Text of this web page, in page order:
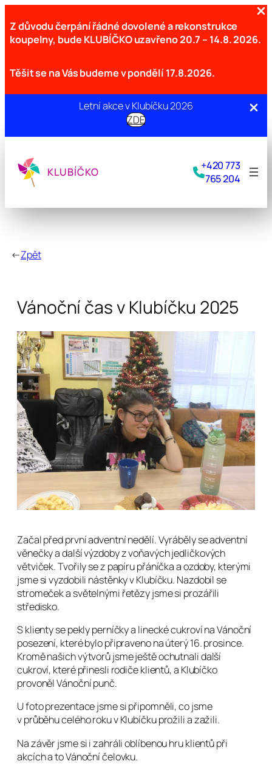
Z důvodu čerpání řádné dovolené a rekonstrukce
koupelny, bude KLUBÍČKO uzavřeno20.7 – 14.8. 2026.
Těšit se na Vás budeme v pondělí 17.8.2026.
Letní akce v Klubíčku 2026
ZDE
obsah
KLUBÍČKO
+420 773
765 204
←Zpět
Vánoční čas v Klubíčku 2025
Začal před první adventní nedělí. Vyráběly se adventní
věnečky a další výzdoby z voňavých jedličkových
větviček. Tvořily se z papíru přáníčka a ozdoby, kterými
jsme si vyzdobili nástěnky v Klubíčku. Nazdobil se
stromeček a světelnými řetězy jsme si prozářili
středisko.
S klienty se pekly perníčky a linecké cukroví na Vánoční
posezení, které bylo připraveno na úterý 16. prosince.
Kromě našich výtvorů jsme ještě ochutnali další
cukroví, které přinesli rodiče klientů, a Klubíčko
provoněl Vánoční punč.
U foto prezentace jsme si připomněli, co jsme
v průběhu celého roku v Klubíčku prožili a zažili.
Na závěr jsme si i zahráli oblíbenou hru klientů při
akcích a to Vánoční čelovku.